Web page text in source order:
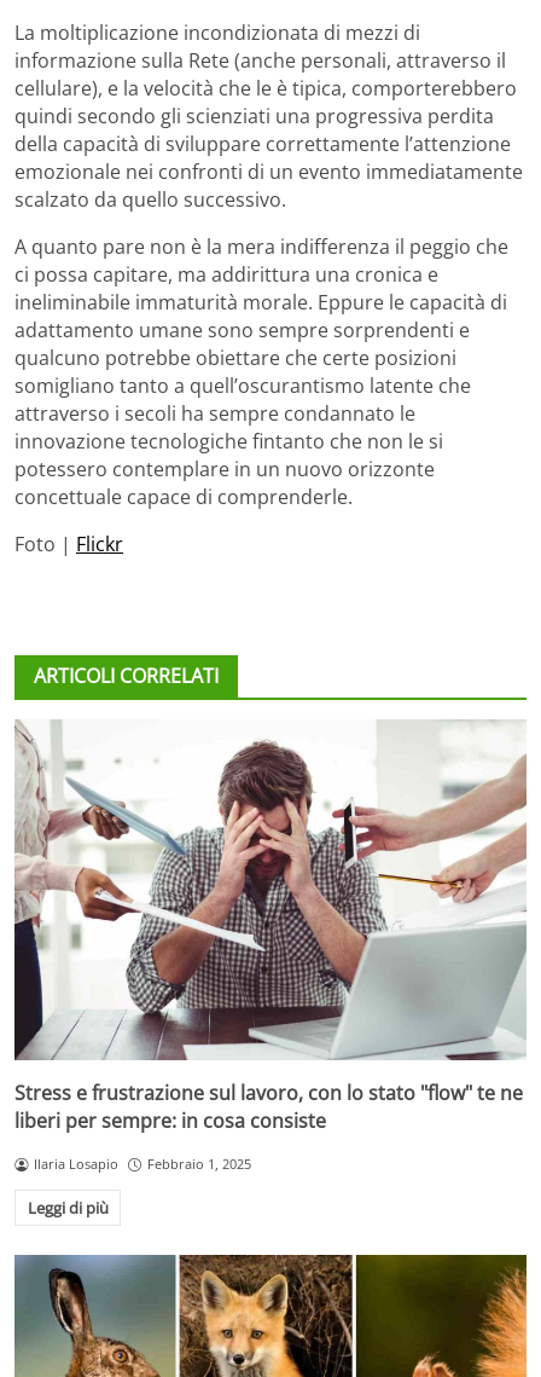
La moltiplicazione incondizionata di mezzi di
informazione sulla Rete (anche personali, attraverso il
cellulare), e la velocità che le è tipica, comporterebbero
quindi secondo gli scienziati una progressiva perdita
della capacità di sviluppare correttamente l’attenzione
emozionale nei confronti di un evento immediatamente
scalzato da quello successivo.
A quanto pare non è la mera indifferenza il peggio che
ci possa capitare, ma addirittura una cronica e
ineliminabile immaturità morale. Eppure le capacità di
adattamento umane sono sempre sorprendenti e
qualcuno potrebbe obiettare che certe posizioni
somigliano tanto a quell’oscurantismo latente che
attraverso i secoli ha sempre condannato le
innovazione tecnologiche fintanto che non le si
potessero contemplare in un nuovo orizzonte
concettuale capace di comprenderle.
Foto | Flickr
ARTICOLI CORRELATI
Stress e frustrazione sul lavoro, con lo stato "flow" te ne
liberi per sempre: in cosa consiste
Ilaria Losapio Febbraio 1, 2025
Leggi di più